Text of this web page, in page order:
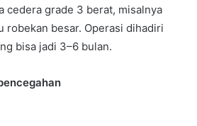
cedera grade 3 berat, misalnya
robekan besar. Operasi dihadiri
bisa jadi 3–6 bulan.